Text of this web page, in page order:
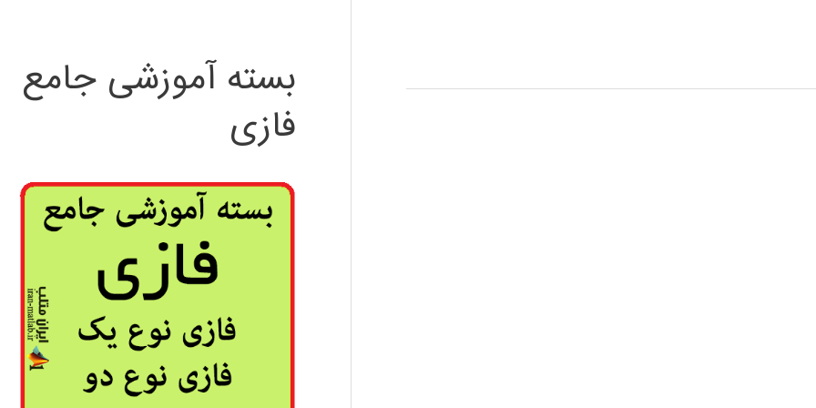
بسته آموزشی جامع
فازی